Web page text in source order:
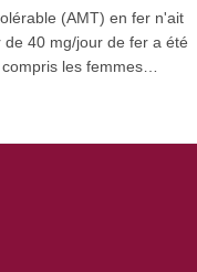
(AMT) en fer n'ait
40 mg/jour de fer a été
les femmes…